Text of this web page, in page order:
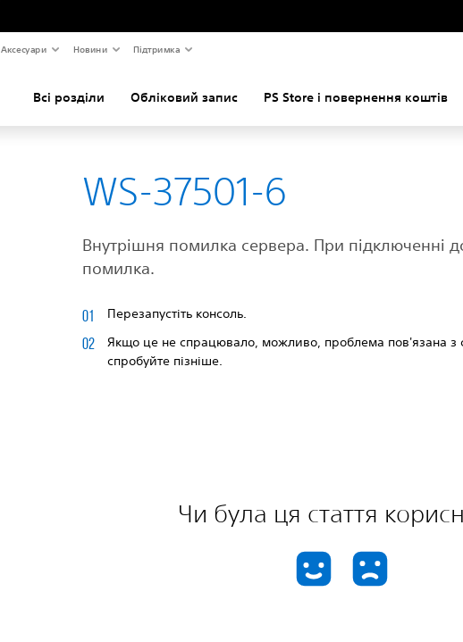
Аксесуари Новини Підтримка
Всі розділи Обліковий запис PS Store і повернення коштів
WS-37501-6
Внутрішня помилка сервера. При підключенні
помилка.
Перезапустіть консоль.
Якщо це не спрацювало, можливо, проблема пов'язана з
спробуйте пізніше.
Чи була ця стаття